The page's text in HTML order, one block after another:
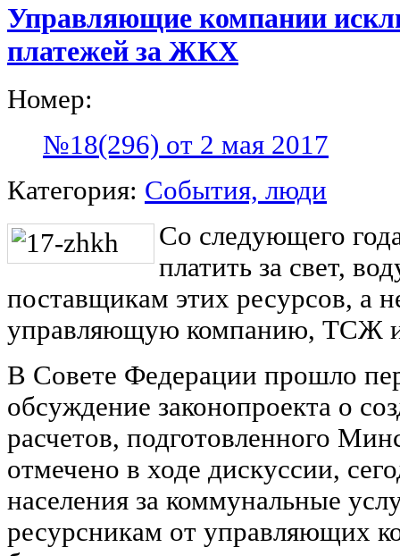
Управляющие компании
платежей за ЖКХ
Номер:
№18(296) от 2 мая 2017
Категория: События, люди
Со следующего
платить за свет,
поставщикам этих ресурсов, а
управляющую компанию, ТСЖ
В Совете Федерации прошло
обсуждение законопроекта о
расчетов, подготовленного
отмечено в ходе дискуссии,
населения за коммунальные
ресурсникам от управляющих